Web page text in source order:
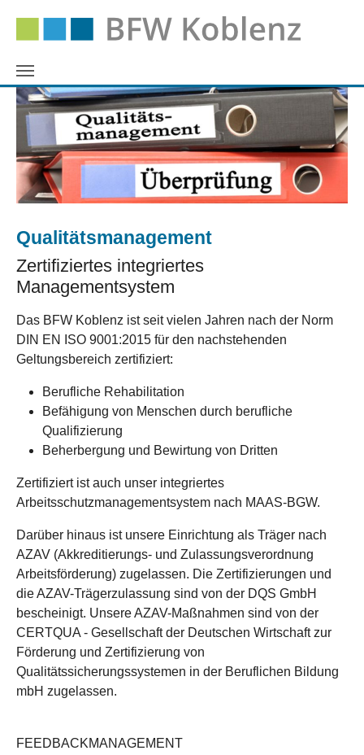
Zum Hauptinhalt springen
Qualitätsmanagement
Zertifiziertes integriertes
Managementsystem
Das BFW Koblenz ist seit vielen Jahren nach der Norm
DIN EN ISO 9001:2015 für den nachstehenden
Geltungsbereich zertifiziert:
Berufliche Rehabilitation
Befähigung von Menschen durch berufliche
Qualifizierung
Beherbergung und Bewirtung von Dritten
Zertifiziert ist auch unser integriertes
Arbeitsschutzmanagementsystem nach MAAS-BGW.
Darüber hinaus ist unsere Einrichtung als Träger nach
AZAV (Akkreditierungs- und Zulassungsverordnung
Arbeitsförderung) zugelassen. Die Zertifizierungen und
die AZAV-Trägerzulassung sind von der DQS GmbH
bescheinigt. Unsere AZAV-Maßnahmen sind von der
CERTQUA - Gesellschaft der Deutschen Wirtschaft zur
Förderung und Zertifizierung von
Qualitätssicherungssystemen in der Beruflichen Bildung
mbH zugelassen.
FEEDBACKMANAGEMENT